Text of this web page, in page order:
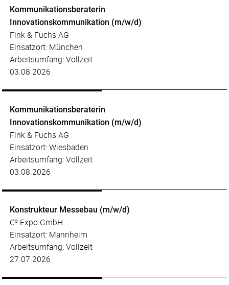
Kommunikationsberaterin
Innovationskommunikation (m/w/d)
Fink & Fuchs AG
Einsatzort: München
Arbeitsumfang: Vollzeit
03.08.2026
Kommunikationsberaterin
Innovationskommunikation (m/w/d)
Fink & Fuchs AG
Einsatzort: Wiesbaden
Arbeitsumfang: Vollzeit
03.08.2026
Konstrukteur Messebau (m/w/d)
C³ Expo GmbH
Einsatzort: Mannheim
Arbeitsumfang: Vollzeit
27.07.2026